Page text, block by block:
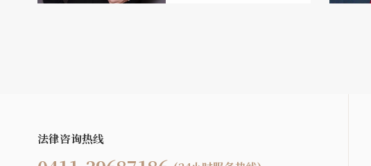
法律咨询热线